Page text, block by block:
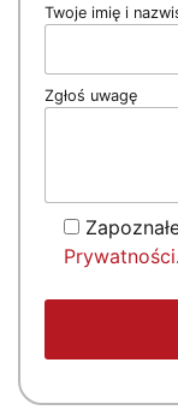
Twoje imię i
Zgłoś uwagę
Prywatności.